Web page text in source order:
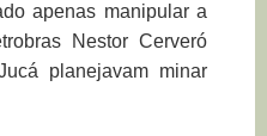
apenas manipular a
Nestor Cerveró
planejavam minar